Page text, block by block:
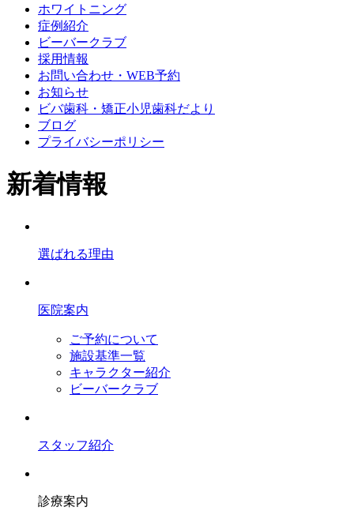
ホワイトニング
症例紹介
ビーバークラブ
採用情報
お問い合わせ・WEB予約
お知らせ
ビバ歯科・矯正小児歯科だより
ブログ
プライバシーポリシー
新着情報
選ばれる理由
医院案内
ご予約について
施設基準一覧
キャラクター紹介
ビーバークラブ
スタッフ紹介
診療案内